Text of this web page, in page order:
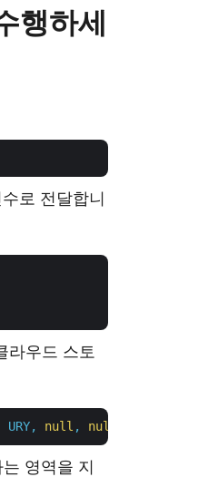
행하세
로 전달합니
라우드 스토
URY, null , null
영역을 지